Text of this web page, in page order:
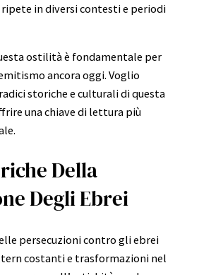
ripete in diversi contesti e periodi
ostilità è fondamentale per
ancora oggi. Voglio
storiche e culturali di questa
una chiave di lettura più
Della
Degli Ebrei
persecuzioni contro gli ebrei
costanti e trasformazioni nel